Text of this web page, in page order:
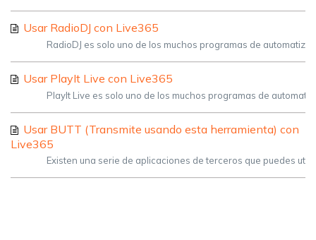
Usar RadioDJ con Live365
RadioDJ es solo uno de los muchos programas de
Usar PlayIt Live con Live365
PlayIt Live es solo uno de los muchos programas de
Usar BUTT (Transmite usando esta herramienta) con
Live365
Existen una serie de aplicaciones de terceros que puedes